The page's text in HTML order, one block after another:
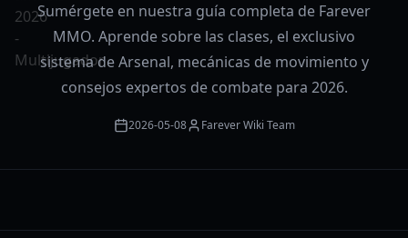
Sumérgete en nuestra guía completa de Farever
MMO. Aprende sobre las clases, el exclusivo
sistema de Arsenal, mecánicas de movimiento y
consejos expertos de combate para 2026.
2026-05-08 Farever Wiki Team